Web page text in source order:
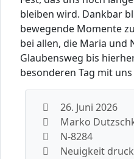
bleiben wird. Dankbar
bewegende Momente
bei allen, die Maria und
Glaubensweg bis
besonderen Tag mit
26. Juni 2026
Marko
N-8284
Neuigkeit